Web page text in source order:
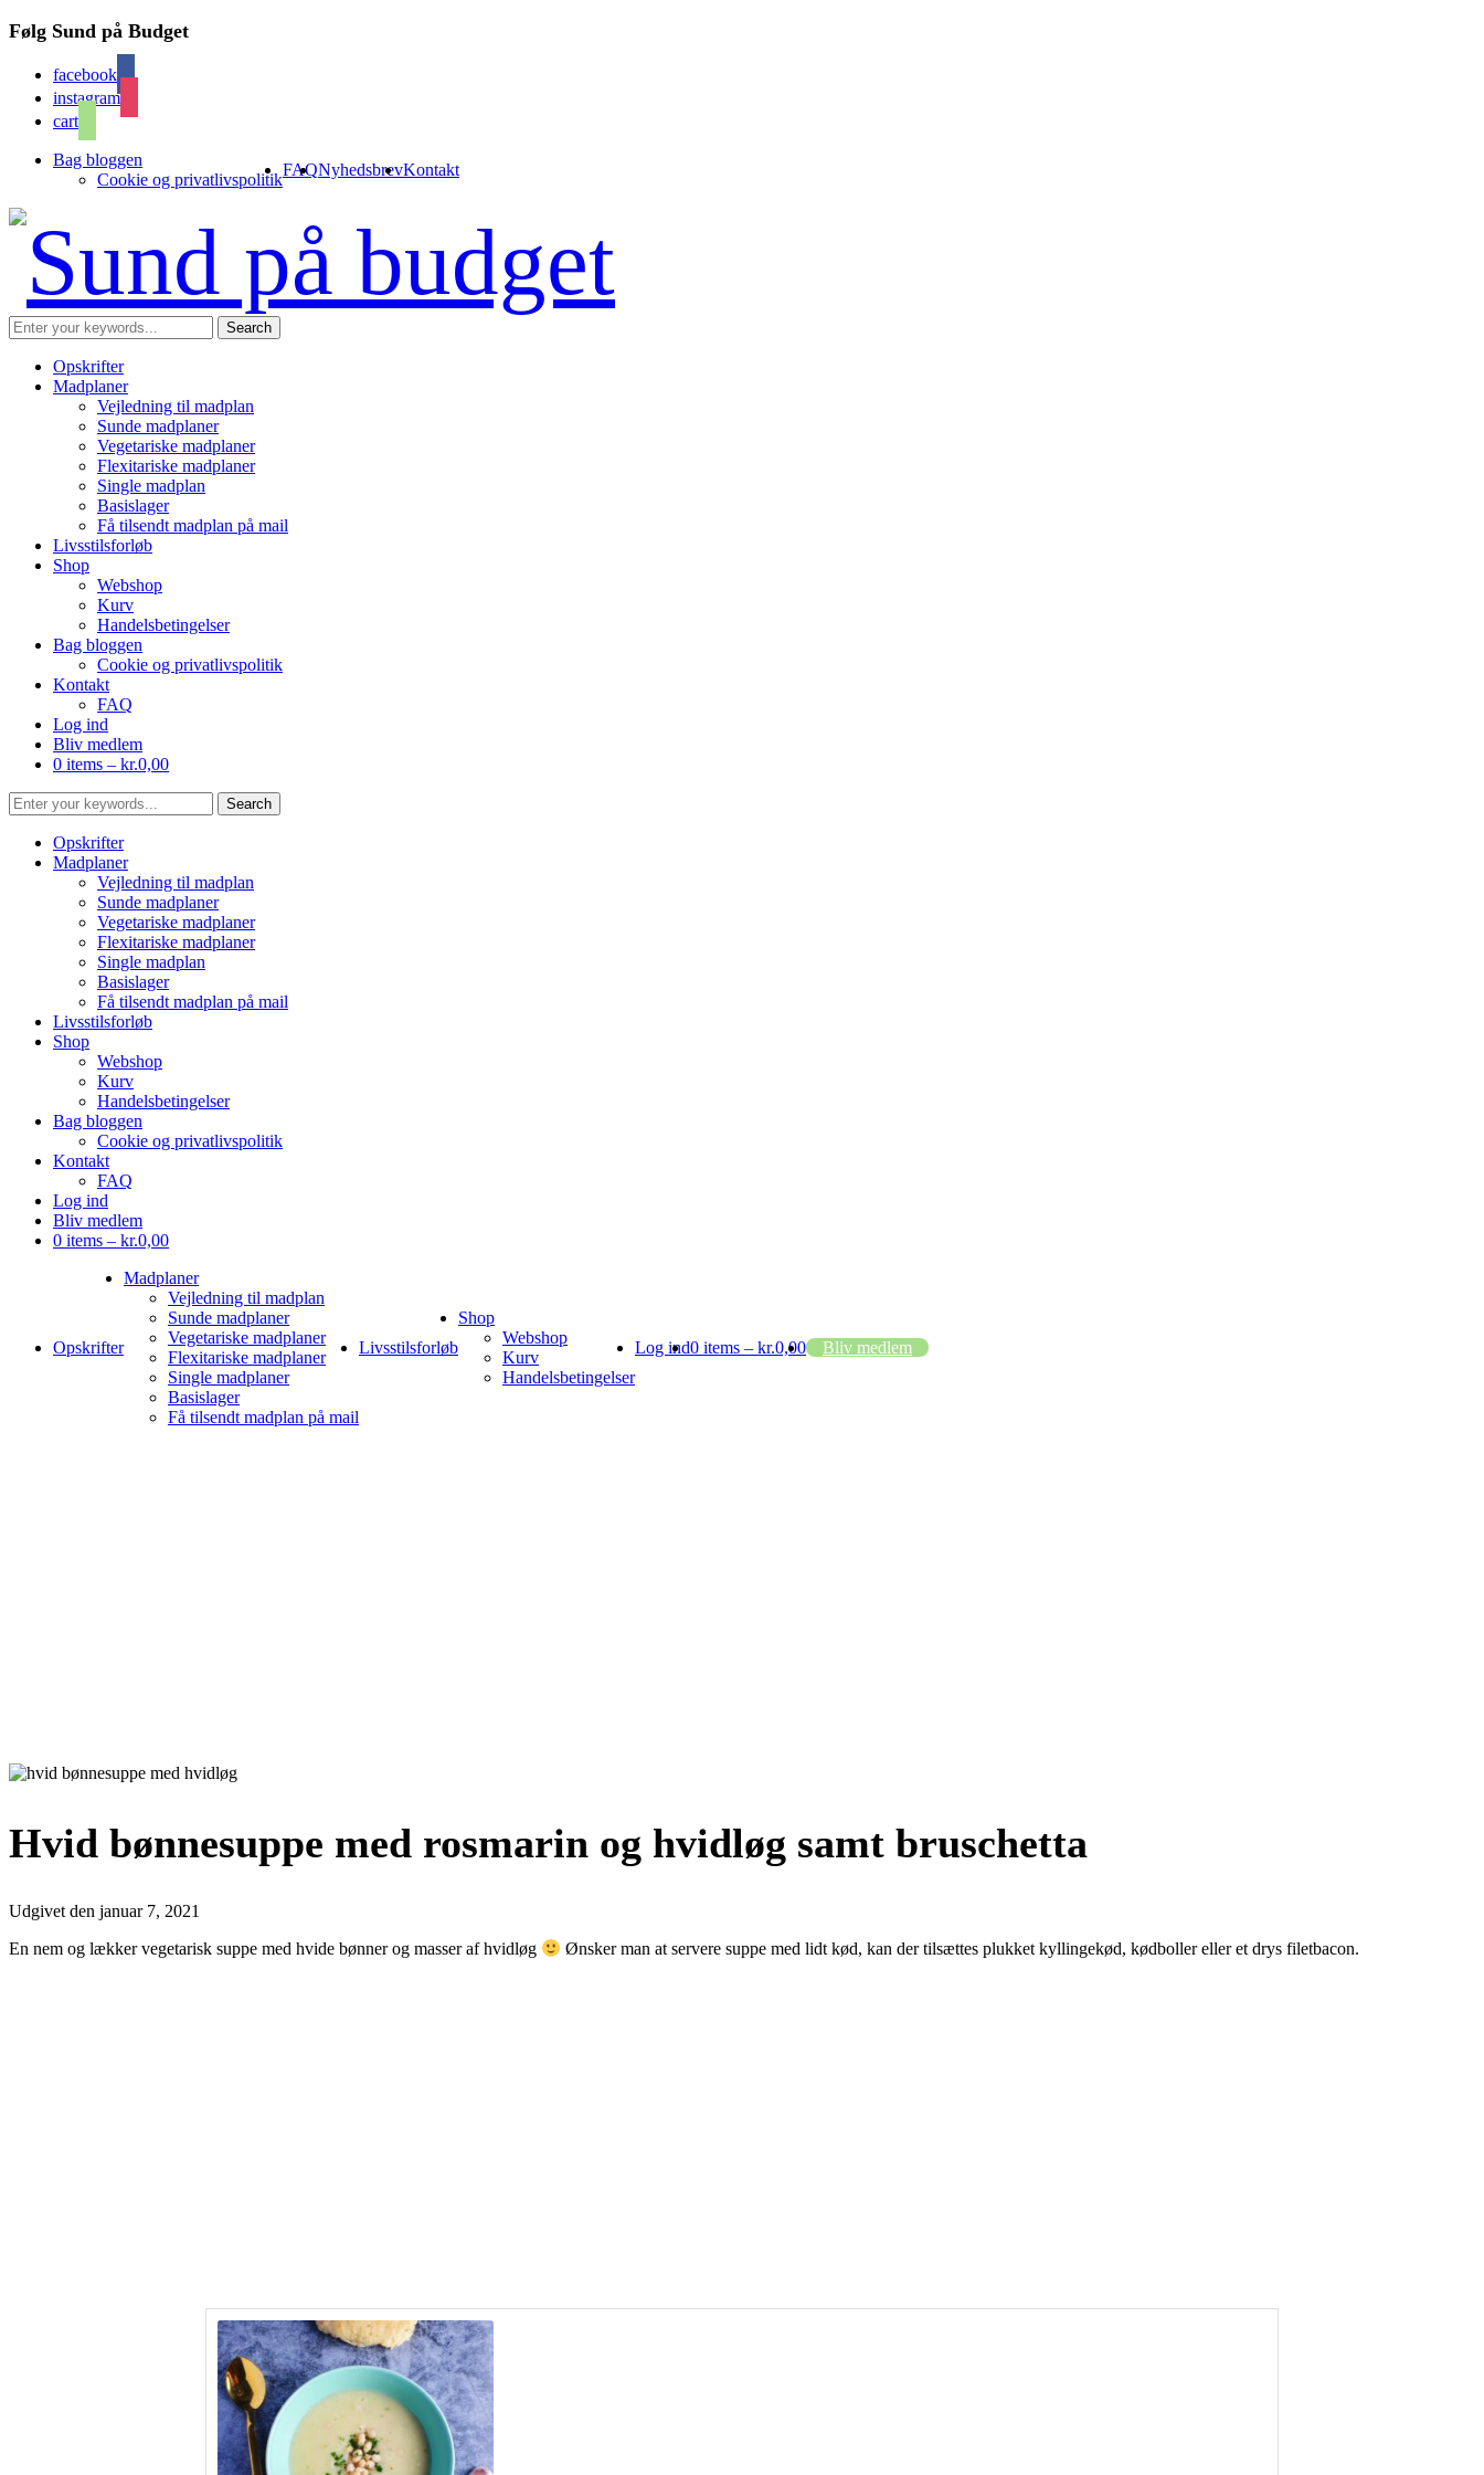
Følg Sund på Budget
facebook
instagram
cart
Bag bloggen
Cookie og privatlivspolitik
FAQNyhedsbrevKontakt
Opskrifter
Madplaner
Vejledning til madplan
Sunde madplaner
Vegetariske madplaner
Flexitariske madplaner
Single madplan
Basislager
Få tilsendt madplan på mail
Livsstilsforløb
Shop
Webshop
Kurv
Handelsbetingelser
Bag bloggen
Cookie og privatlivspolitik
Kontakt
FAQ
Log ind
Bliv medlem
0 items – kr.0,00
Opskrifter
Madplaner
Vejledning til madplan
Sunde madplaner
Vegetariske madplaner
Flexitariske madplaner
Single madplan
Basislager
Få tilsendt madplan på mail
Livsstilsforløb
Shop
Webshop
Kurv
Handelsbetingelser
Bag bloggen
Cookie og privatlivspolitik
Kontakt
FAQ
Log ind
Bliv medlem
0 items – kr.0,00
Opskrifter
Madplaner
Vejledning til madplan
Sunde madplaner
Vegetariske madplaner
Flexitariske madplaner
Single madplaner
Basislager
Få tilsendt madplan på mail
Livsstilsforløb
Shop
Webshop
Kurv
Handelsbetingelser
Log ind Bliv medlem
0 items – kr.0,00
Hvid bønnesuppe med rosmarin og hvidløg samt bruschetta
Udgivet den januar 7, 2021
En nem og lækker vegetarisk suppe med hvide bønner og masser af hvidløg Ønsker man at servere suppe med lidt kød, kan der tilsættes plukket kyllingekød, kødboller eller et drys filetbacon.